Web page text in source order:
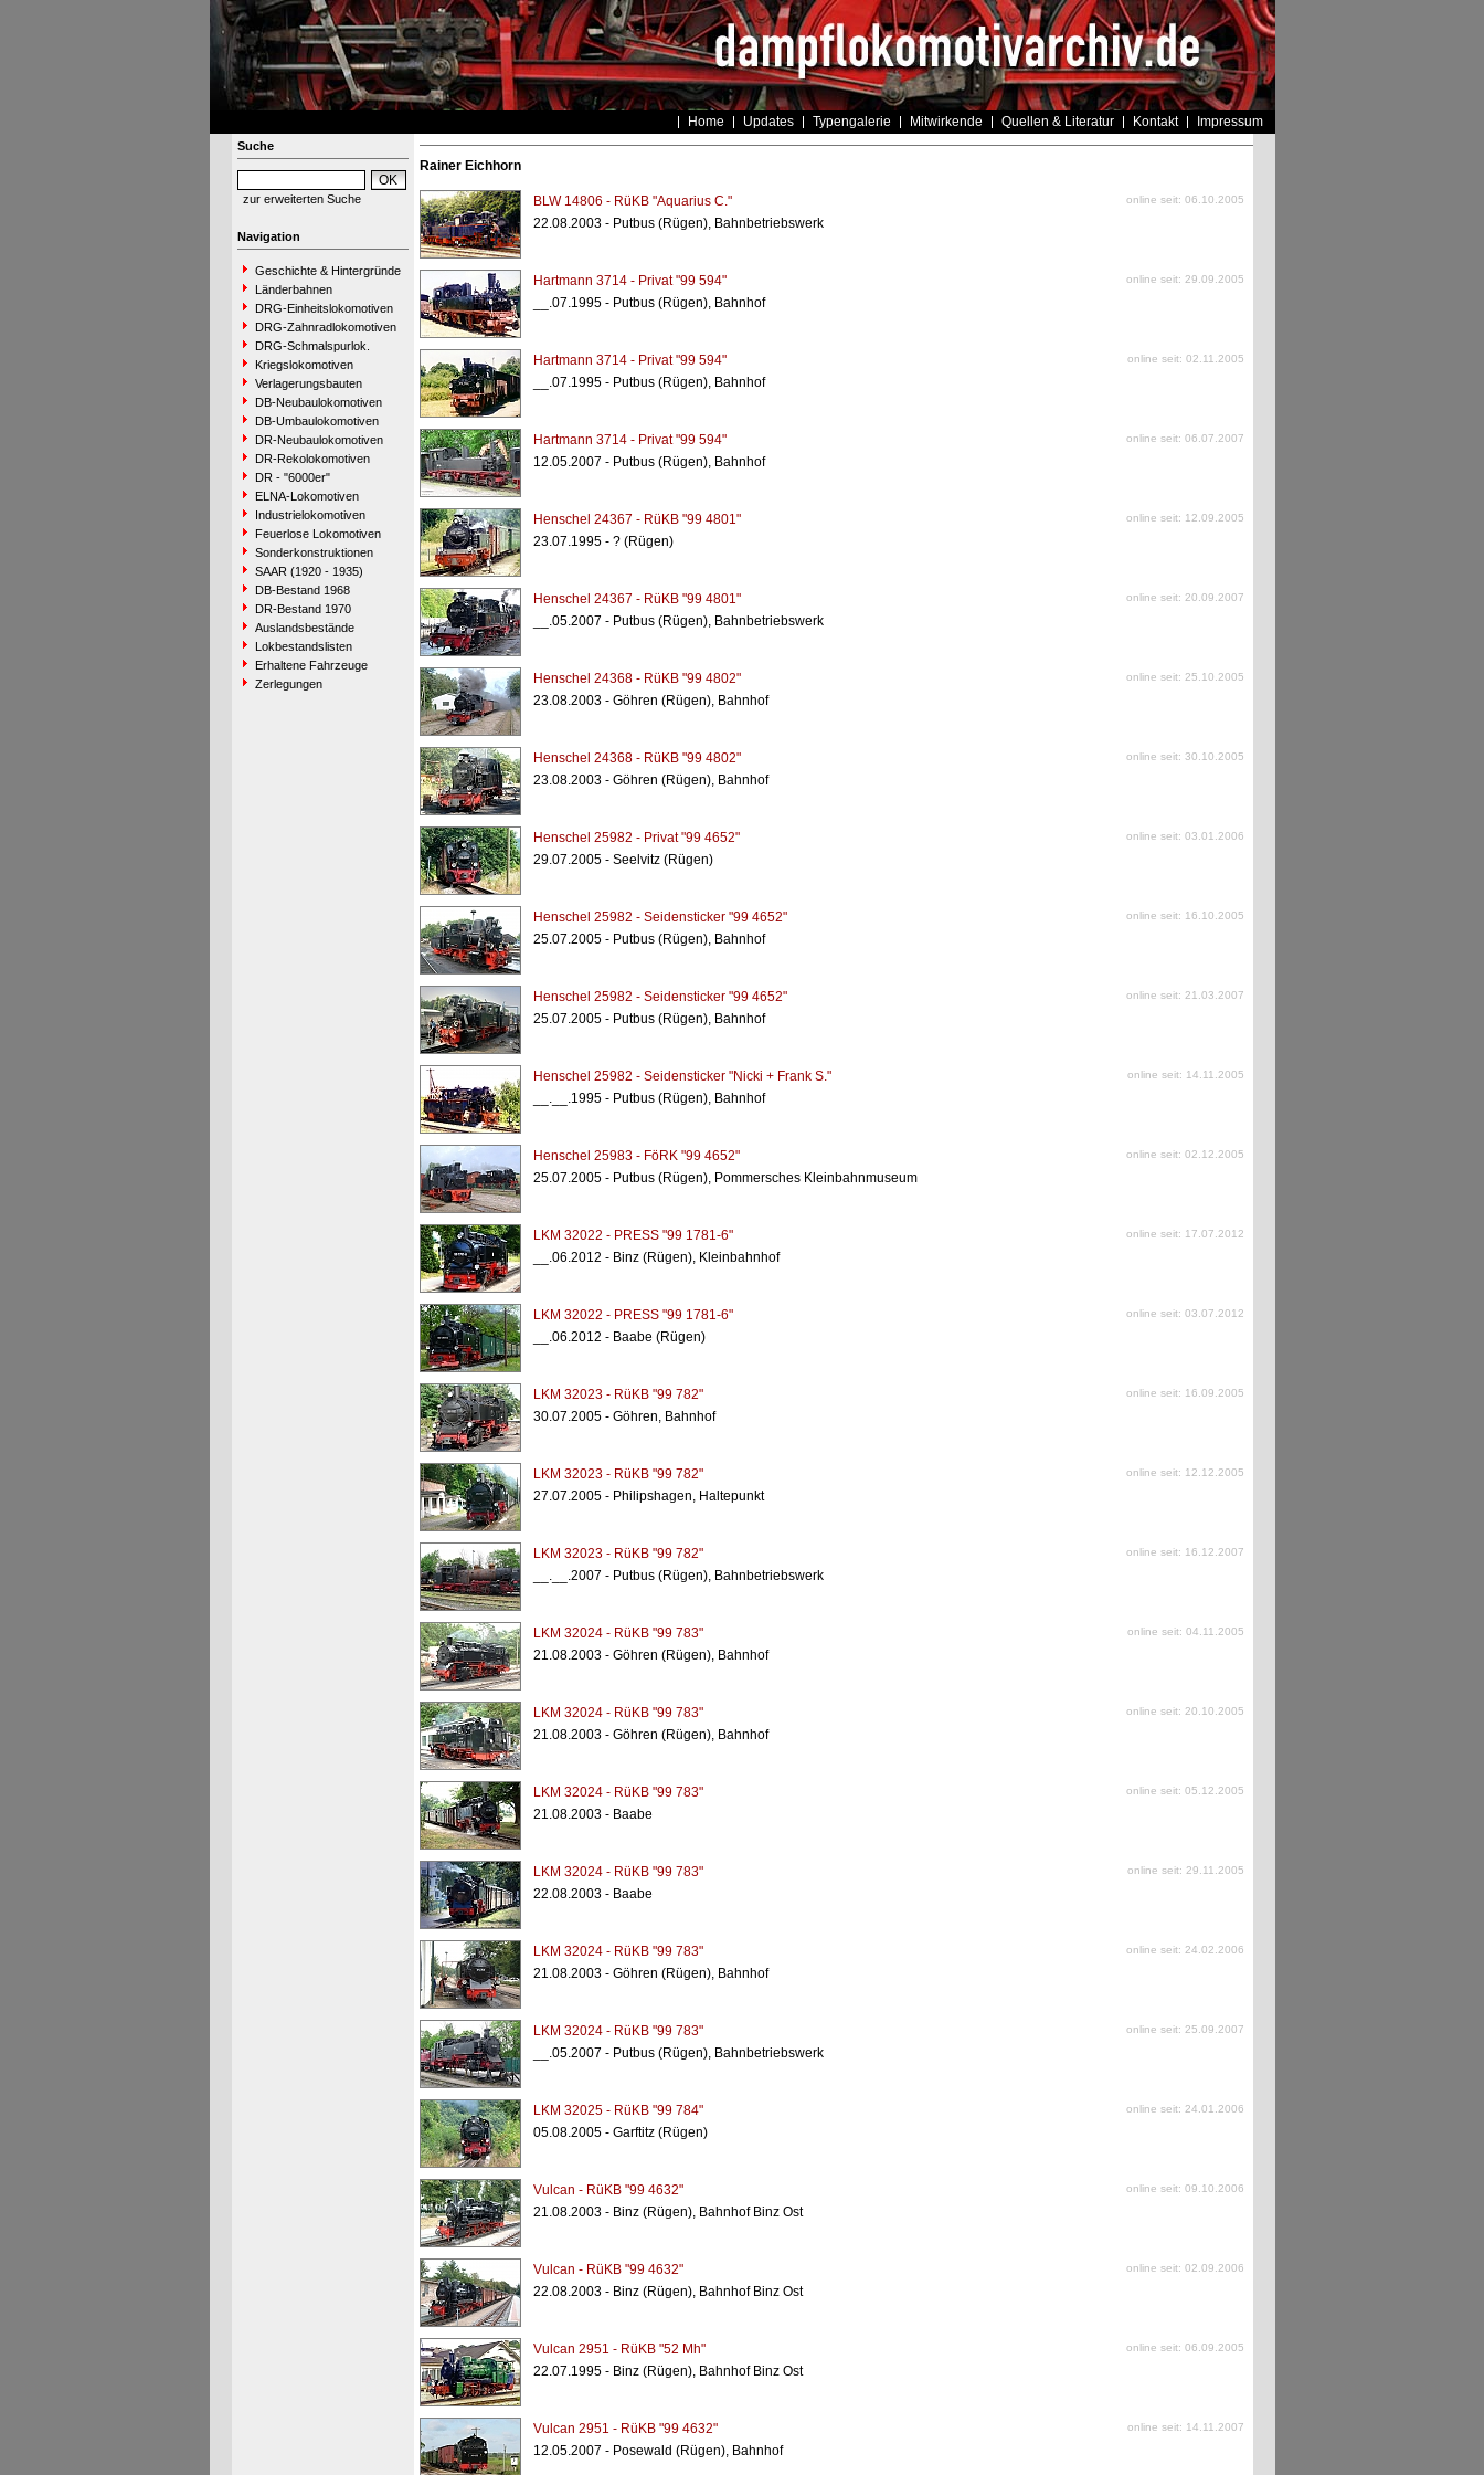
Home Updates Typengalerie Mitwirkende Quellen & Literatur Kontakt Impressum
Suche
zur erweiterten Suche
Navigation
Geschichte & Hintergründe
Länderbahnen
DRG-Einheitslokomotiven
DRG-Zahnradlokomotiven
DRG-Schmalspurlok.
Kriegslokomotiven
Verlagerungsbauten
DB-Neubaulokomotiven
DB-Umbaulokomotiven
DR-Neubaulokomotiven
DR-Rekolokomotiven
DR - "6000er"
ELNA-Lokomotiven
Industrielokomotiven
Feuerlose Lokomotiven
Sonderkonstruktionen
SAAR (1920 - 1935)
DB-Bestand 1968
DR-Bestand 1970
Auslandsbestände
Lokbestandslisten
Erhaltene Fahrzeuge
Zerlegungen
Rainer Eichhorn
BLW 14806 - RüKB "Aquarius C." online seit: 06.10.2005
22.08.2003 - Putbus (Rügen), Bahnbetriebswerk
Hartmann 3714 - Privat "99 594" online seit: 29.09.2005
__.07.1995 - Putbus (Rügen), Bahnhof
Hartmann 3714 - Privat "99 594" online seit: 02.11.2005
__.07.1995 - Putbus (Rügen), Bahnhof
Hartmann 3714 - Privat "99 594" online seit: 06.07.2007
12.05.2007 - Putbus (Rügen), Bahnhof
Henschel 24367 - RüKB "99 4801" online seit: 12.09.2005
23.07.1995 - ? (Rügen)
Henschel 24367 - RüKB "99 4801" online seit: 20.09.2007
__.05.2007 - Putbus (Rügen), Bahnbetriebswerk
Henschel 24368 - RüKB "99 4802" online seit: 25.10.2005
23.08.2003 - Göhren (Rügen), Bahnhof
Henschel 24368 - RüKB "99 4802" online seit: 30.10.2005
23.08.2003 - Göhren (Rügen), Bahnhof
Henschel 25982 - Privat "99 4652" online seit: 03.01.2006
29.07.2005 - Seelvitz (Rügen)
Henschel 25982 - Seidensticker "99 4652" online seit: 16.10.2005
25.07.2005 - Putbus (Rügen), Bahnhof
Henschel 25982 - Seidensticker "99 4652" online seit: 21.03.2007
25.07.2005 - Putbus (Rügen), Bahnhof
Henschel 25982 - Seidensticker "Nicki + Frank S." online seit: 14.11.2005
__.__.1995 - Putbus (Rügen), Bahnhof
Henschel 25983 - FöRK "99 4652" online seit: 02.12.2005
25.07.2005 - Putbus (Rügen), Pommersches Kleinbahnmuseum
LKM 32022 - PRESS "99 1781-6" online seit: 17.07.2012
__.06.2012 - Binz (Rügen), Kleinbahnhof
LKM 32022 - PRESS "99 1781-6" online seit: 03.07.2012
__.06.2012 - Baabe (Rügen)
LKM 32023 - RüKB "99 782" online seit: 16.09.2005
30.07.2005 - Göhren, Bahnhof
LKM 32023 - RüKB "99 782" online seit: 12.12.2005
27.07.2005 - Philipshagen, Haltepunkt
LKM 32023 - RüKB "99 782" online seit: 16.12.2007
__.__.2007 - Putbus (Rügen), Bahnbetriebswerk
LKM 32024 - RüKB "99 783" online seit: 04.11.2005
21.08.2003 - Göhren (Rügen), Bahnhof
LKM 32024 - RüKB "99 783" online seit: 20.10.2005
21.08.2003 - Göhren (Rügen), Bahnhof
LKM 32024 - RüKB "99 783" online seit: 05.12.2005
21.08.2003 - Baabe
LKM 32024 - RüKB "99 783" online seit: 29.11.2005
22.08.2003 - Baabe
LKM 32024 - RüKB "99 783" online seit: 24.02.2006
21.08.2003 - Göhren (Rügen), Bahnhof
LKM 32024 - RüKB "99 783" online seit: 25.09.2007
__.05.2007 - Putbus (Rügen), Bahnbetriebswerk
LKM 32025 - RüKB "99 784" online seit: 24.01.2006
05.08.2005 - Garftitz (Rügen)
Vulcan - RüKB "99 4632" online seit: 09.10.2006
21.08.2003 - Binz (Rügen), Bahnhof Binz Ost
Vulcan - RüKB "99 4632" online seit: 02.09.2006
22.08.2003 - Binz (Rügen), Bahnhof Binz Ost
Vulcan 2951 - RüKB "52 Mh" online seit: 06.09.2005
22.07.1995 - Binz (Rügen), Bahnhof Binz Ost
Vulcan 2951 - RüKB "99 4632" online seit: 14.11.2007
12.05.2007 - Posewald (Rügen), Bahnhof